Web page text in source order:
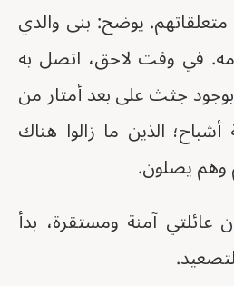
يوضح: بنى والدي
في وقت لاحق، اتصل به
بوجود جثث على بعد أمتار من
الذين ما زالوا هناك
وهم يصلون.
آمنة ومستقرة، بدأ